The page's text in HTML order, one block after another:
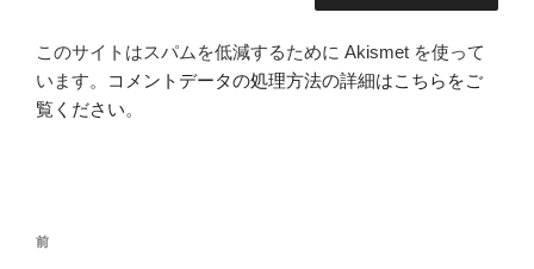
このサイトはスパムを低減するために Akismet を使って
います。
コメントデータの処理方法の詳細はこちらをご
覧ください。
投
前
前